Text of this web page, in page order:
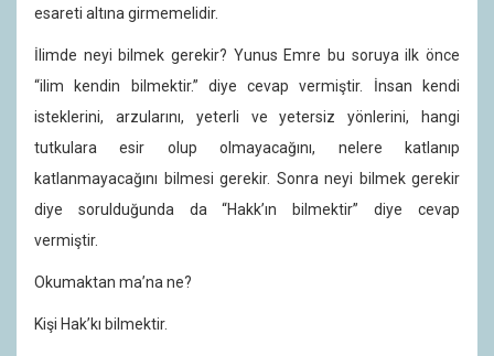
esareti altına girmemelidir.
İlimde neyi bilmek gerekir? Yunus Emre bu soruya ilk önce
“ilim kendin bilmektir.” diye cevap vermiştir. İnsan kendi
isteklerini, arzularını, yeterli ve yetersiz yönlerini, hangi
tutkulara esir olup olmayacağını, nelere katlanıp
katlanmayacağını bilmesi gerekir. Sonra neyi bilmek gerekir
diye sorulduğunda da “Hakk’ın bilmektir” diye cevap
vermiştir.
Okumaktan ma’na ne?
Kişi Hak’kı bilmektir.